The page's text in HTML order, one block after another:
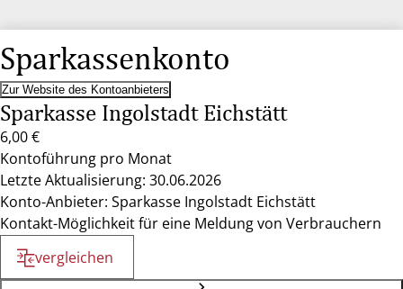
Sparkassenkonto
Zur Website des Kontoanbieters
Sparkasse Ingolstadt Eichstätt
6,00 €
Kontoführung pro Monat
Letzte Aktualisierung: 30.06.2026
Konto-Anbieter: Sparkasse Ingolstadt Eichstätt
Kontakt-Möglichkeit für eine Meldung von Verbrauchern
vergleichen